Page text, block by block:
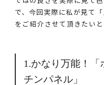
で、今回実際に私が見て
をご紹介させて頂きたいと
1.かなり万能！「
チンパネル」